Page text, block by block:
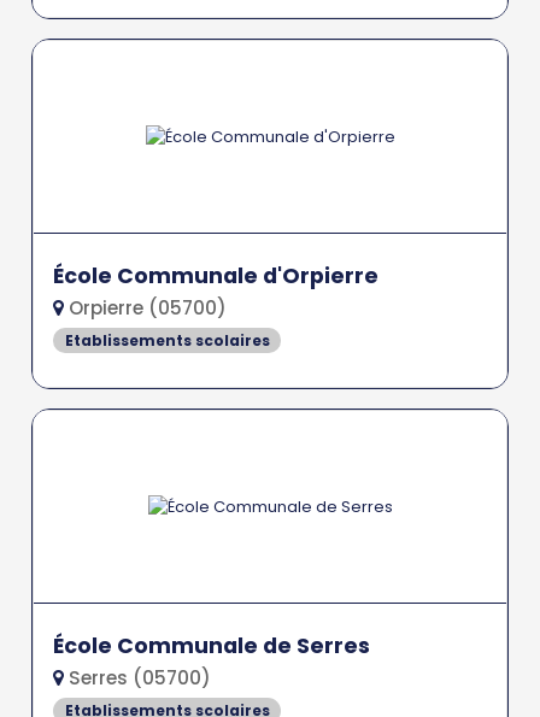
École Communale d'Orpierre
Orpierre (05700)
Etablissements scolaires
École Communale de Serres
Serres (05700)
Etablissements scolaires